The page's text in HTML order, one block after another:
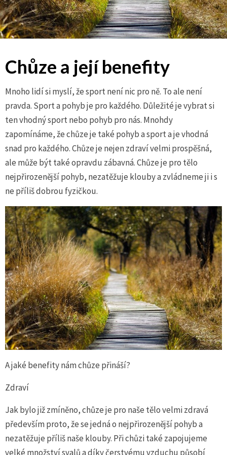
Chůze a její benefity
Mnoho lidí si myslí, že sport není nic pro ně. To ale není
pravda. Sport a pohyb je pro každého. Důležité je vybrat si
ten vhodný sport nebo pohyb pro nás. Mnohdy
zapomínáme, že chůze je také pohyb a sport a je vhodná
snad pro každého. Chůze je nejen zdraví velmi prospěšná,
ale může být také opravdu zábavná. Chůze je pro tělo
nejpřirozenější pohyb, nezatěžuje klouby a zvládneme ji i s
ne příliš dobrou fyzičkou.
A jaké benefity nám chůze přináší?
Zdraví
Jak bylo již zmíněno, chůze je pro naše tělo velmi zdravá
především proto, že se jedná o nejpřirozenější pohyb a
nezatěžuje příliš naše klouby. Při chůzi také zapojujeme
velké množství svalů a díky čerstvému vzduchu působí